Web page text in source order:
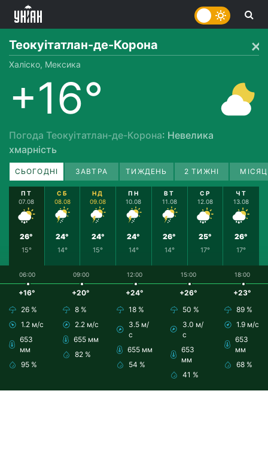
Теокуітатлан-де-Корона
Халіско, Мексика
+16°
Погода Теокуітатлан-де-Корона: Невелика
хмарність
СЬОГОДНІ ЗАВТРА ТИЖДЕНЬ 2 ТИЖНІ
ПТ
07.08
26°
15°
СБ
08.08
24°
14°
НД
09.08
24°
15°
ПН
10.08
24°
14°
ВТ
11.08
26°
14°
СР
12.08
25°
17°
ЧТ
13.08
26°
17°
06:00
+16°
26 %
1.2 м/с
653
мм
95 %
09:00
+20°
8 %
2.2 м/с
655 мм
82 %
12:00
+24°
18 %
3.5 м/
с
655 мм
54 %
15:00
+26°
50 %
3.0 м/
с
653
мм
41 %
18:00
+23°
89 %
1.9 м/с
653
мм
68 %